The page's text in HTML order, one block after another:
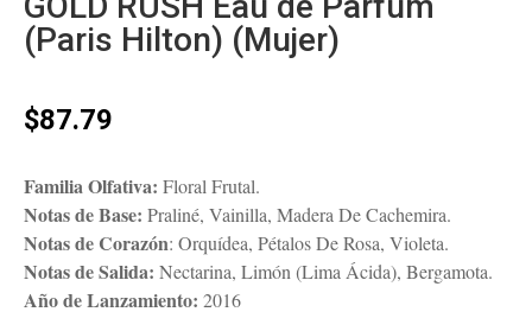
(Paris Hilton) (Mujer)
$87.79
Familia Olfativa: Floral Frutal.
Notas de Base: Praliné, Vainilla, Madera De Cachemira.
Notas de Corazón: Orquídea, Pétalos De Rosa, Violeta.
Notas de Salida: Nectarina, Limón (Lima Ácida), Bergamota.
Año de Lanzamiento: 2016